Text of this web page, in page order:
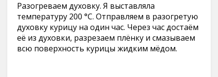
Разогреваем духовку. Я выставляла
температуру 200 °С. Отправляем в разогретую
духовку курицу на один час. Через час достаём
её из духовки, разрезаем плёнку и смазываем
всю поверхность курицы жидким мёдом.